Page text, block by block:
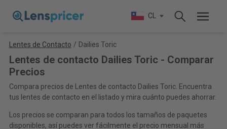
CL
Lentes de Contacto / Dailies Toric
Lentes de contacto Dailies Toric - Comparar
Precios
Compara precios de Lentes de contacto Dailies Toric. Encuentra
tus lentes de contacto en el listado y mira cuánto puedes ahorrar.
Los precios se comparan para todos los tamaños de paquetes
disponibles, así puedes ver fácilmente el precio mensual más